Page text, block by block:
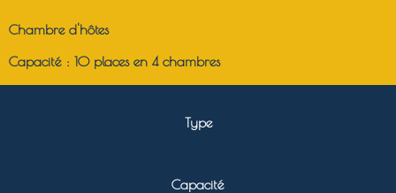
Chambre d'hôtes
Capacité : 10 places en 4 chambres
Type
Capacité